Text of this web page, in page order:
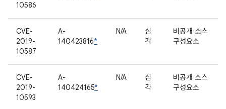
10586
CVE-
2019-
10587
A-
140423816*
N/A
심
각
비공개 소스
구성요소
CVE-
2019-
10593
A-
140424165*
N/A
심
각
비공개 소스
구성요소